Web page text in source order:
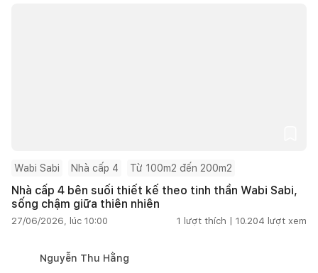
Wabi Sabi Nhà cấp 4 Từ 100m2 đến 200m2
Nhà cấp 4 bên suối thiết kế theo tinh thần Wabi Sabi,
sống chậm giữa thiên nhiên
27/06/2026, lúc 10:00 1 lượt thích | 10.204 lượt xem
Nguyễn Thu Hằng